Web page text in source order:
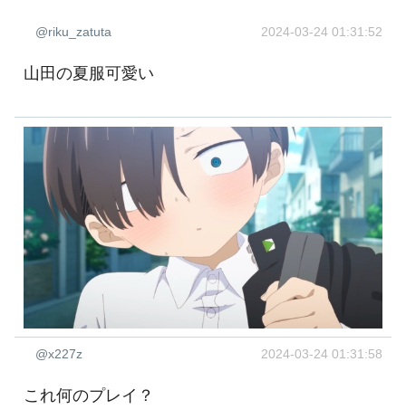
@riku_zatuta 2024-03-24 01:31:52
山田の夏服可愛い
@x227z 2024-03-24 01:31:58
これ何のプレイ？